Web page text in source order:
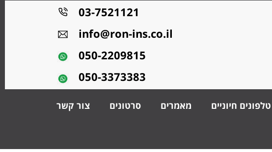
03-7521121
info@ron-ins.co.il
050-2209815
050-3373383
טלפונים חיוניים מאמרים סרטונים
צור קשר